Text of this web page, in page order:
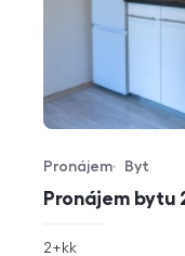
Pronájem bytu
Typ nabídky
Pronájem
Typ nemovitosti
Byt
rozměry
2+kk